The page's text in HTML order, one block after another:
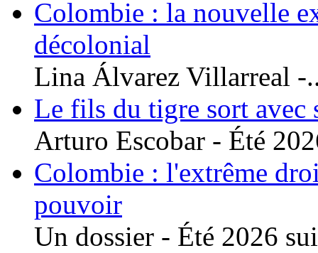
Colombie : la nouvelle
décolonial
Lina Álvarez Villarreal -
Le fils du tigre sort avec
Arturo Escobar - Été
Colombie : l'extrême
pouvoir
Un dossier - Été 2026